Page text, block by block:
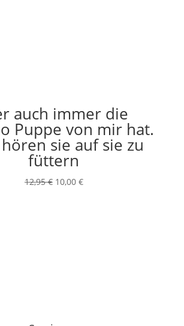
auch immer die
Puppe von mir hat.
sie auf sie zu
füttern
12,95€ Ursprünglicher
10,00 €Aktueller